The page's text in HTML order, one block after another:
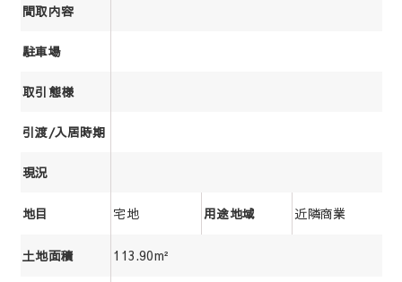
間取内容
駐車場
取引態様
引渡/入居時期
現況
地目 宅地 用途地域 近隣商業
土地面積 113.90m²